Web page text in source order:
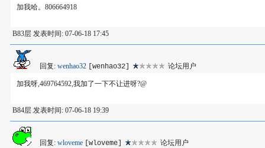
加我哈。806664918
B83层 发表时间: 07-06-18 17:45
回复: wenhao32 [wenhao32] 论坛用户
加我呀,469764592,我加了一下不让进呀?@
B84层 发表时间: 07-06-18 19:39
回复: wloveme [wloveme] 论坛用户